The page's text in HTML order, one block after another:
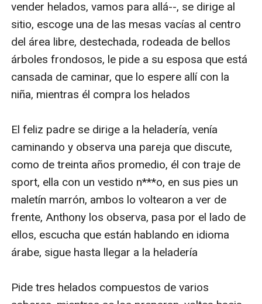
medio de estas acciones detectivescas, Elizabeth y
Anthony se sienten identificados en el dolor por la
perdida y entre ellos nace una historia de amor, que se
fortalece en la medida que el tiempo avanza
A Elizabeth y Anthony se les presenta un reto de vida,
buscar justicia para sus hijos sin morir en el intento,
desfallecer ante el dolor y hacer uso de todas sus
habilidades profesionales y su intelecto para lograrlo
arriesgando sus propias vidas